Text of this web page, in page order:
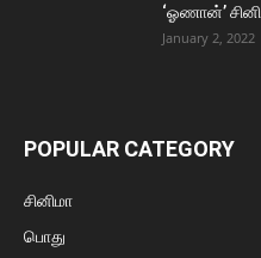
‘ஓணான்’
January 2, 2022
POPULAR CATEGORY
சினிமா
பொது